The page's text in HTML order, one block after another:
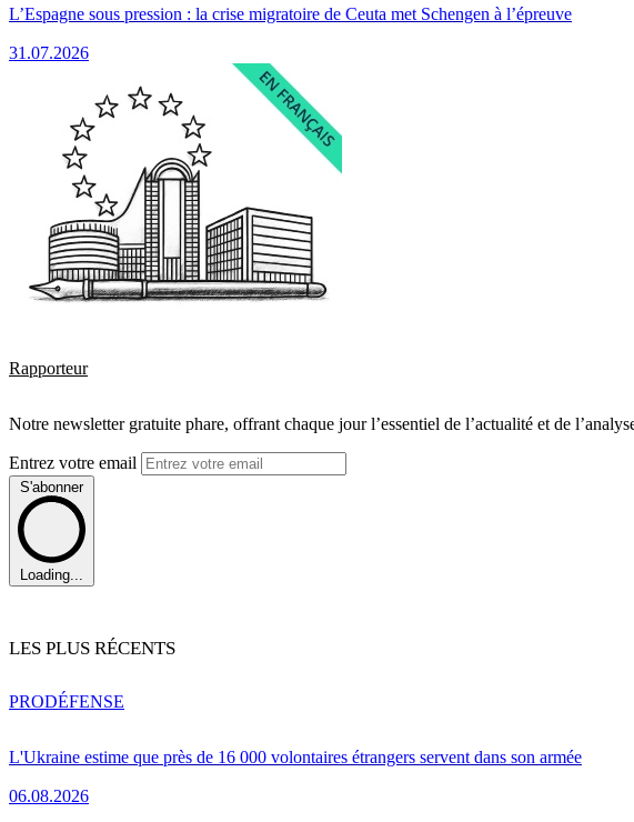
L’Espagne sous pression : la crise migratoire de Ceuta met Schengen à l’épreuve
31.07.2026
Rapporteur
Notre newsletter gratuite phare, offrant chaque jour l’essentiel de l’actualité et de
Entrez votre email
S'abonner
Loading...
LES PLUS RÉCENTS
L'Ukraine estime que près de 16 000 volontaires étrangers servent dans son armée
06.08.2026
PRODÉFENSE